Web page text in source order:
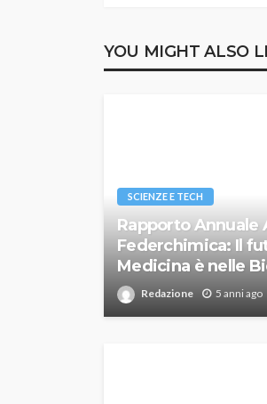
YOU MIGHT ALSO
SCIENZE E TECH
Rapporto Annuale
Federchimica: Il
Medicina è nelle
Redazione 5 anni ago